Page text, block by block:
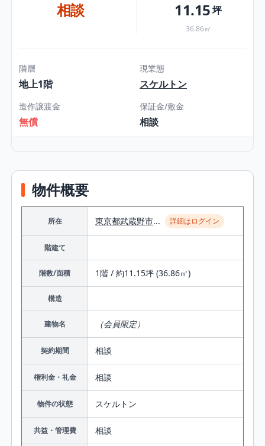
相談 11.15坪
36.86㎡
階層
地上1階
現業態
スケルトン
造作譲渡金
無償
保証金/敷金
相談
物件概要
所在 東京都武蔵野市... 詳細はログイン
階建て
階数/面積 1階 / 約11.15坪 (36.86㎡)
構造
建物名 （会員限定）
契約期間 相談
権利金・礼金 相談
物件の状態 スケルトン
共益・管理費 相談